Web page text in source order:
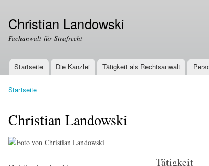
Christian Landowski
Fachanwalt für Strafrecht
Hauptmenü
Startseite Die Kanzlei Tätigkeit als Rechtsanwalt
Startseite
Christian Landowski
Tätigkeit